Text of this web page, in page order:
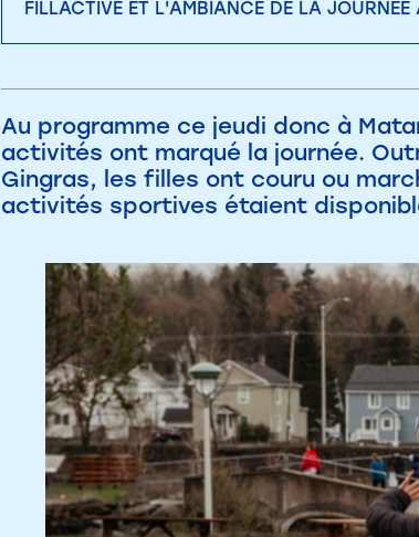
FILLACTIVE ET L'AMBIANCE DE LA JOURNÉE
Au programme ce jeudi donc à
activités ont marqué la journée.
Gingras, les filles ont couru ou
activités sportives étaient